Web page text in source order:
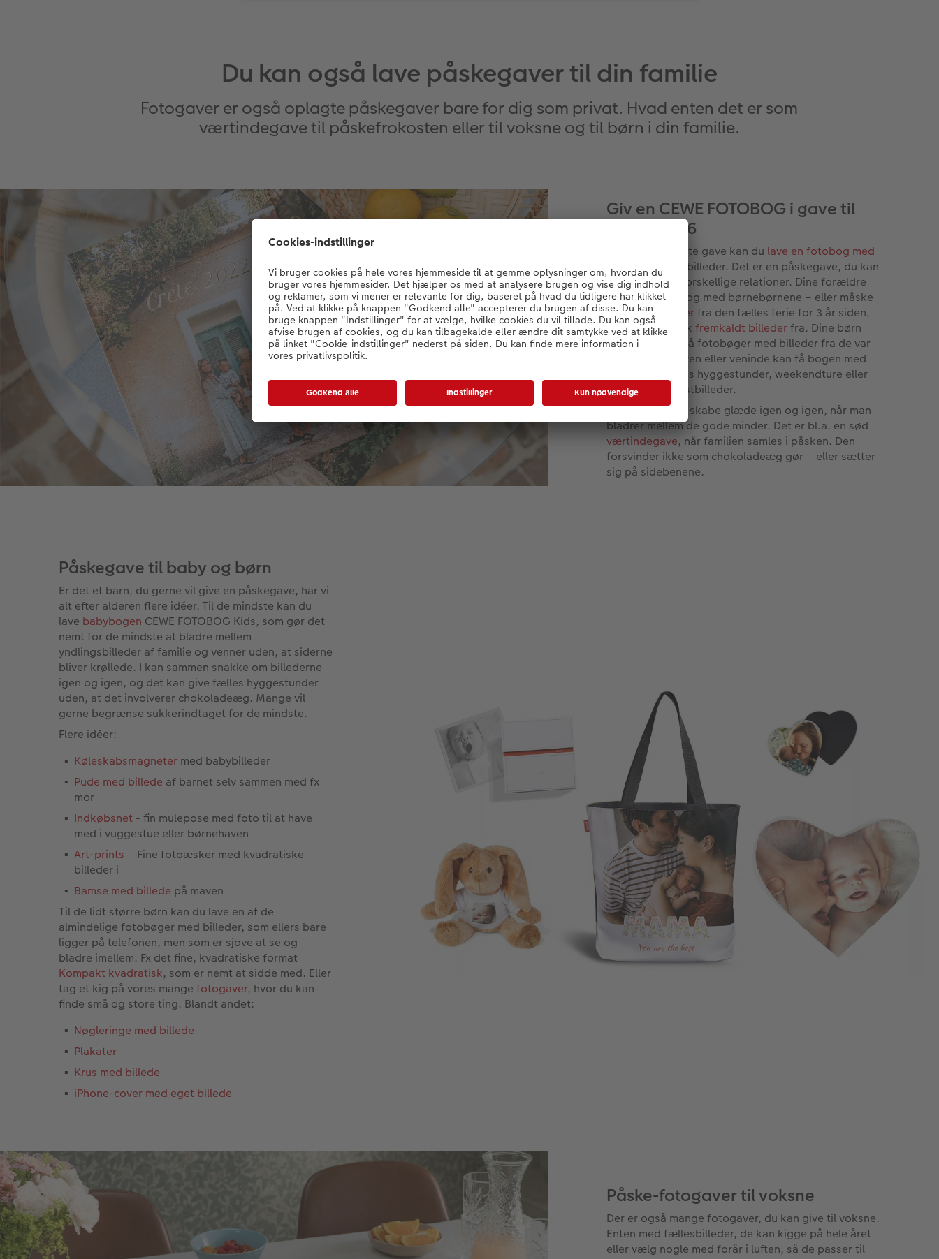
Du kan også lave påskegaver til din familie
Fotogaver er også oplagte påskegaver bare for dig som privat. Hvad enten det er som
værtindegave til påskefrokosten eller til voksne og til børn i din familie.
Giv en CEWE FOTOBOG i gave til
påske 2026
Som den flotteste gave kan du lave en fotobog med
tekst
og fælles billeder. Det er en påskegave, du kan
give til mange forskellige relationer. Dine forældre
kan få en fotobog med børnebørnene – eller måske
medferiebillederfra den fælles ferie for 3 år siden,
som du aldrig fik fremkaldt billederfra. Dine børn
kan få nogle små fotobøger med billeder fra de var
små. Mens din ven eller veninde kan få bogen med
bileder fra fælles hyggestunder, weekendture eller
gamle, sjove festbilleder.
En fotobog kan skabe glæde igen og igen, når man
bladrer mellem de gode minder. Det er bl.a. en sød
værtindegave, når familien samles i påsken. Den
forsvinder ikke som chokoladeæg gør – eller sætter
sig på sidebenene.
Påskegave til baby og børn
Er det et barn, du gerne vil give en påskegave, har vi
alt efter alderen flere idéer. Til de mindste kan du
lave babybogen CEWE FOTOBOG Kids, som gør det
nemt for de mindste at bladre mellem
yndlingsbilleder af familie og venner uden, at siderne
bliver krøllede. I kan sammen snakke om billederne
igen og igen, og det kan give fælles hyggestunder
uden, at det involverer chokoladeæg. Mange vil
gerne begrænse sukkerindtaget for de mindste.
Flere idéer:
Køleskabsmagneter med babybilleder
Pude med billede af barnet selv sammen med fx
mor
Indkøbsnet - fin mulepose med foto til at have
med i vuggestue eller børnehaven
Art-prints – Fine fotoæsker med kvadratiske
billeder i
Bamse med billede på maven
Til de lidt større børn kan du lave en af de
almindelige fotobøger med billeder, som ellers bare
ligger på telefonen, men som er sjove at se og
bladre imellem. Fx det fine, kvadratiske format
Kompakt kvadratisk, som er nemt at sidde med. Eller
tag et kig på vores mange fotogaver, hvor du kan
finde små og store ting. Blandt andet:
Nøgleringe med billede
Plakater
Krus med billede
iPhone-cover med eget billede
Påske-fotogaver til voksne
Der er også mange fotogaver, du kan give til voksne.
Enten med fællesbilleder, de kan kigge på hele året
eller vælg nogle med forår i luften, så de passer til